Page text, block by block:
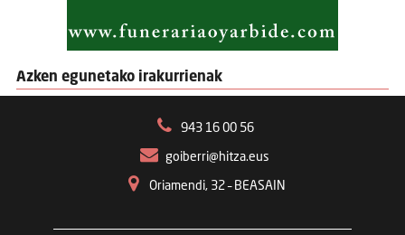
Azken egunetako irakurrienak
943 16 00 56
goiberri@hitza.eus
Oriamendi, 32 – BEASAIN